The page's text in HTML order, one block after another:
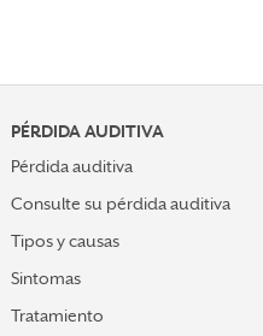
PÉRDIDA AUDITIVA
Pérdida auditiva
Consulte su pérdida auditiva
Tipos y causas
Sintomas
Tratamiento